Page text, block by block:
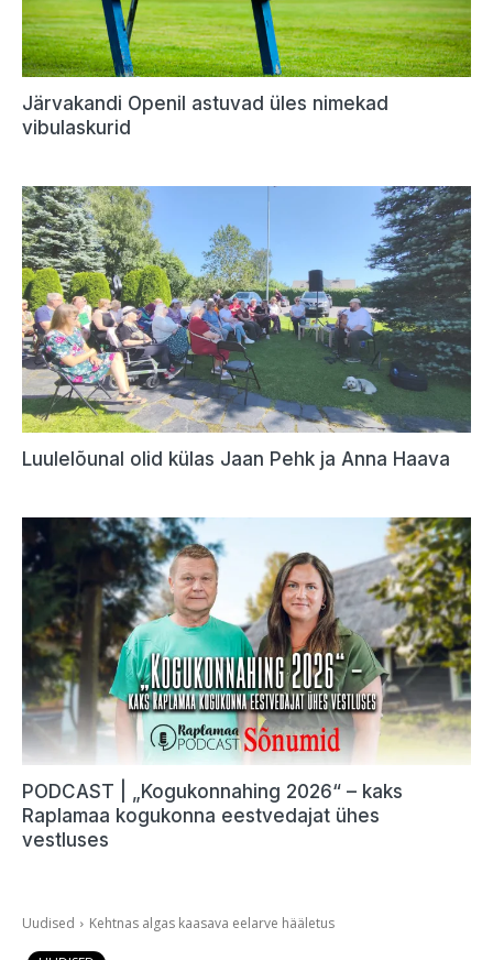
Järvakandi Openil astuvad üles nimekad
vibulaskurid
Luulelõunal olid külas Jaan Pehk ja Anna Haava
PODCAST | „Kogukonnahing 2026“ – kaks
Raplamaa kogukonna eestvedajat ühes
vestluses